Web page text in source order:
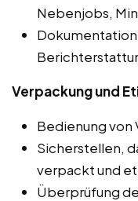
Nebenjobs,
Verpackung und
Bedienung von
Sicherstellen,
verpackt und
Überprüfung